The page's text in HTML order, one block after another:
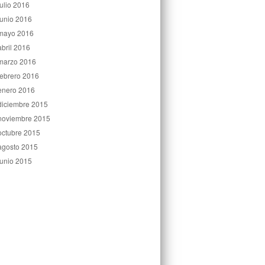
2016
2016
2016
2016
2016
2016
2016
2015
2015
2015
2015
2015